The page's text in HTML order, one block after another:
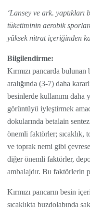
‘Lansey ve ark. yaptıkları
tüketiminin aerobik
yüksek nitrat içeriğinden
Bilgilendirme:
Kırmızı pancarda
aralığında (3-7) daha
besinlerde kullanımı daha
görüntüyü iyleştirmek
dokularında betalain
önemli faktörler; sıcaklık,
ve toprak nemi gibi
diğer önemli faktörler,
ambalajdır. Bu faktörlerin
Kırmızı pancarın besin
sıcaklıkta buzdolabında